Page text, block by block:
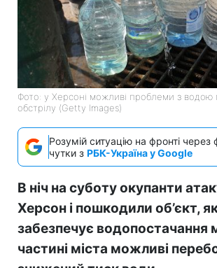
Фото: у Херсоні можливі проблеми з водою
обстрілу (Getty Images)
Розумій ситуацію на фронті через
чутки з РБК-Україна у Google
В ніч на суботу окупанти
Херсон і пошкодили об’єкт,
забезпечує водопостачання
частині міста можливі